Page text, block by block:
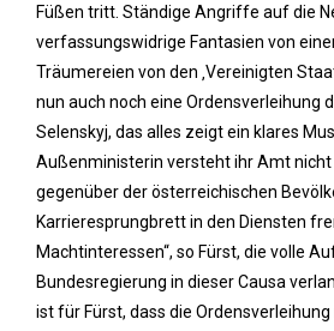
Füßen tritt. Ständige Angriffe auf die
verfassungswidrige Fantasien von
Träumereien von den ‚Vereinigten
nun auch noch eine Ordensverleihung
Selenskyj, das alles zeigt ein klares
Außenministerin versteht ihr Amt
gegenüber der österreichischen
Karrieresprungbrett in den Diensten
Machtinteressen“, so Fürst, die volle
Bundesregierung in dieser Causa
ist für Fürst, dass die